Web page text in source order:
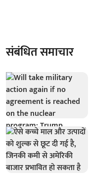
संबंधित समाचार